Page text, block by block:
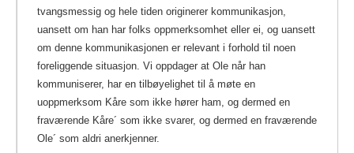
tvangsmessig og hele tiden originerer kommunikasjon,
uansett om han har folks oppmerksomhet eller ei, og uansett
om denne kommunikasjonen er relevant i forhold til noen
foreliggende situasjon. Vi oppdager at Ole når han
kommuniserer, har en tilbøyelighet til å møte en
uoppmerksom Kåre som ikke hører ham, og dermed en
fraværende Kåre´ som ikke svarer, og dermed en fraværende
Ole´ som aldri anerkjenner.